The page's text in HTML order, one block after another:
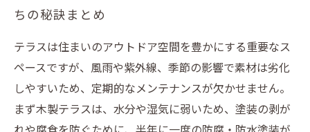
ちの秘訣まとめ
テラスは住まいのアウトドア空間を豊かにする重要なス
ペースですが、風雨や紫外線、季節の影響で素材は劣化
しやすいため、定期的なメンテナンスが欠かせません。
まず木製テラスは、水分や湿気に弱いため、塗装の剥が